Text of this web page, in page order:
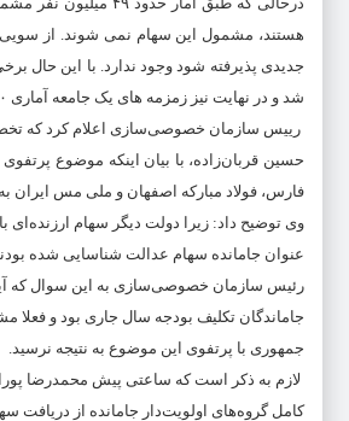
هستند، مشمول این سهام نمی شوند. از سویی
جدیدی پذیرفته شود وجود ندارد. با این حال
شد و در نهایت نیز زمزمه های یک جامعه آماری ۲۰ میلیون نفری نیز به گوش رسید.
رییس سازمان خصوصی‌سازی اعلام کرد که
حسین قربان‌زاده، با بیان اینکه موضوع
فارس، فولاد مبارکه اصفهان و ملی مس ایران
عنوان جامانده سهام عدالت شناسایی شده بودند (افراد
رئیس سازمان خصوصی‌سازی به این سوال که
جاماندگان تکلیف بودجه سال جاری بود و
جمهوری با پرتفوی این موضوع به نتیجه نرسید.
لازم به ذکر است که ساعتی پیش محمدرضا
کامل گروه‌های اولویت‌دار جامانده از دریافت